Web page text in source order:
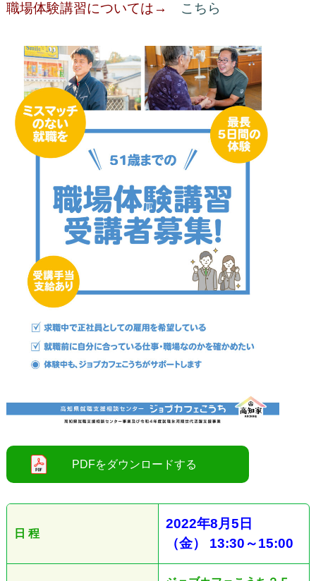
職場体験講習については→ こちら
日 程
2022年8月5日
（金） 13:30 ～15:00